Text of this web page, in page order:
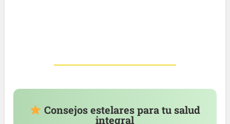
Consejos estelares para tu salud
integral